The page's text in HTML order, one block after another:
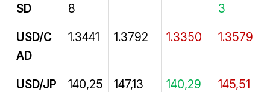
SD
8
3
USD/C
AD
1.3441 1.3792 1.3350 1.3579
USD/JP
140,25 147,13 140,29 145,51